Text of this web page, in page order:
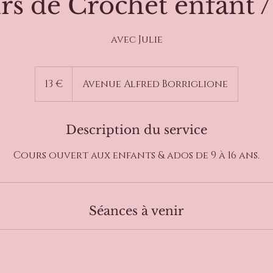
avec Julie
13 € Avenue Alfred Borriglione
Description du service
Cours ouvert aux enfants & ados de 9 à 16 ans.
Séances à venir